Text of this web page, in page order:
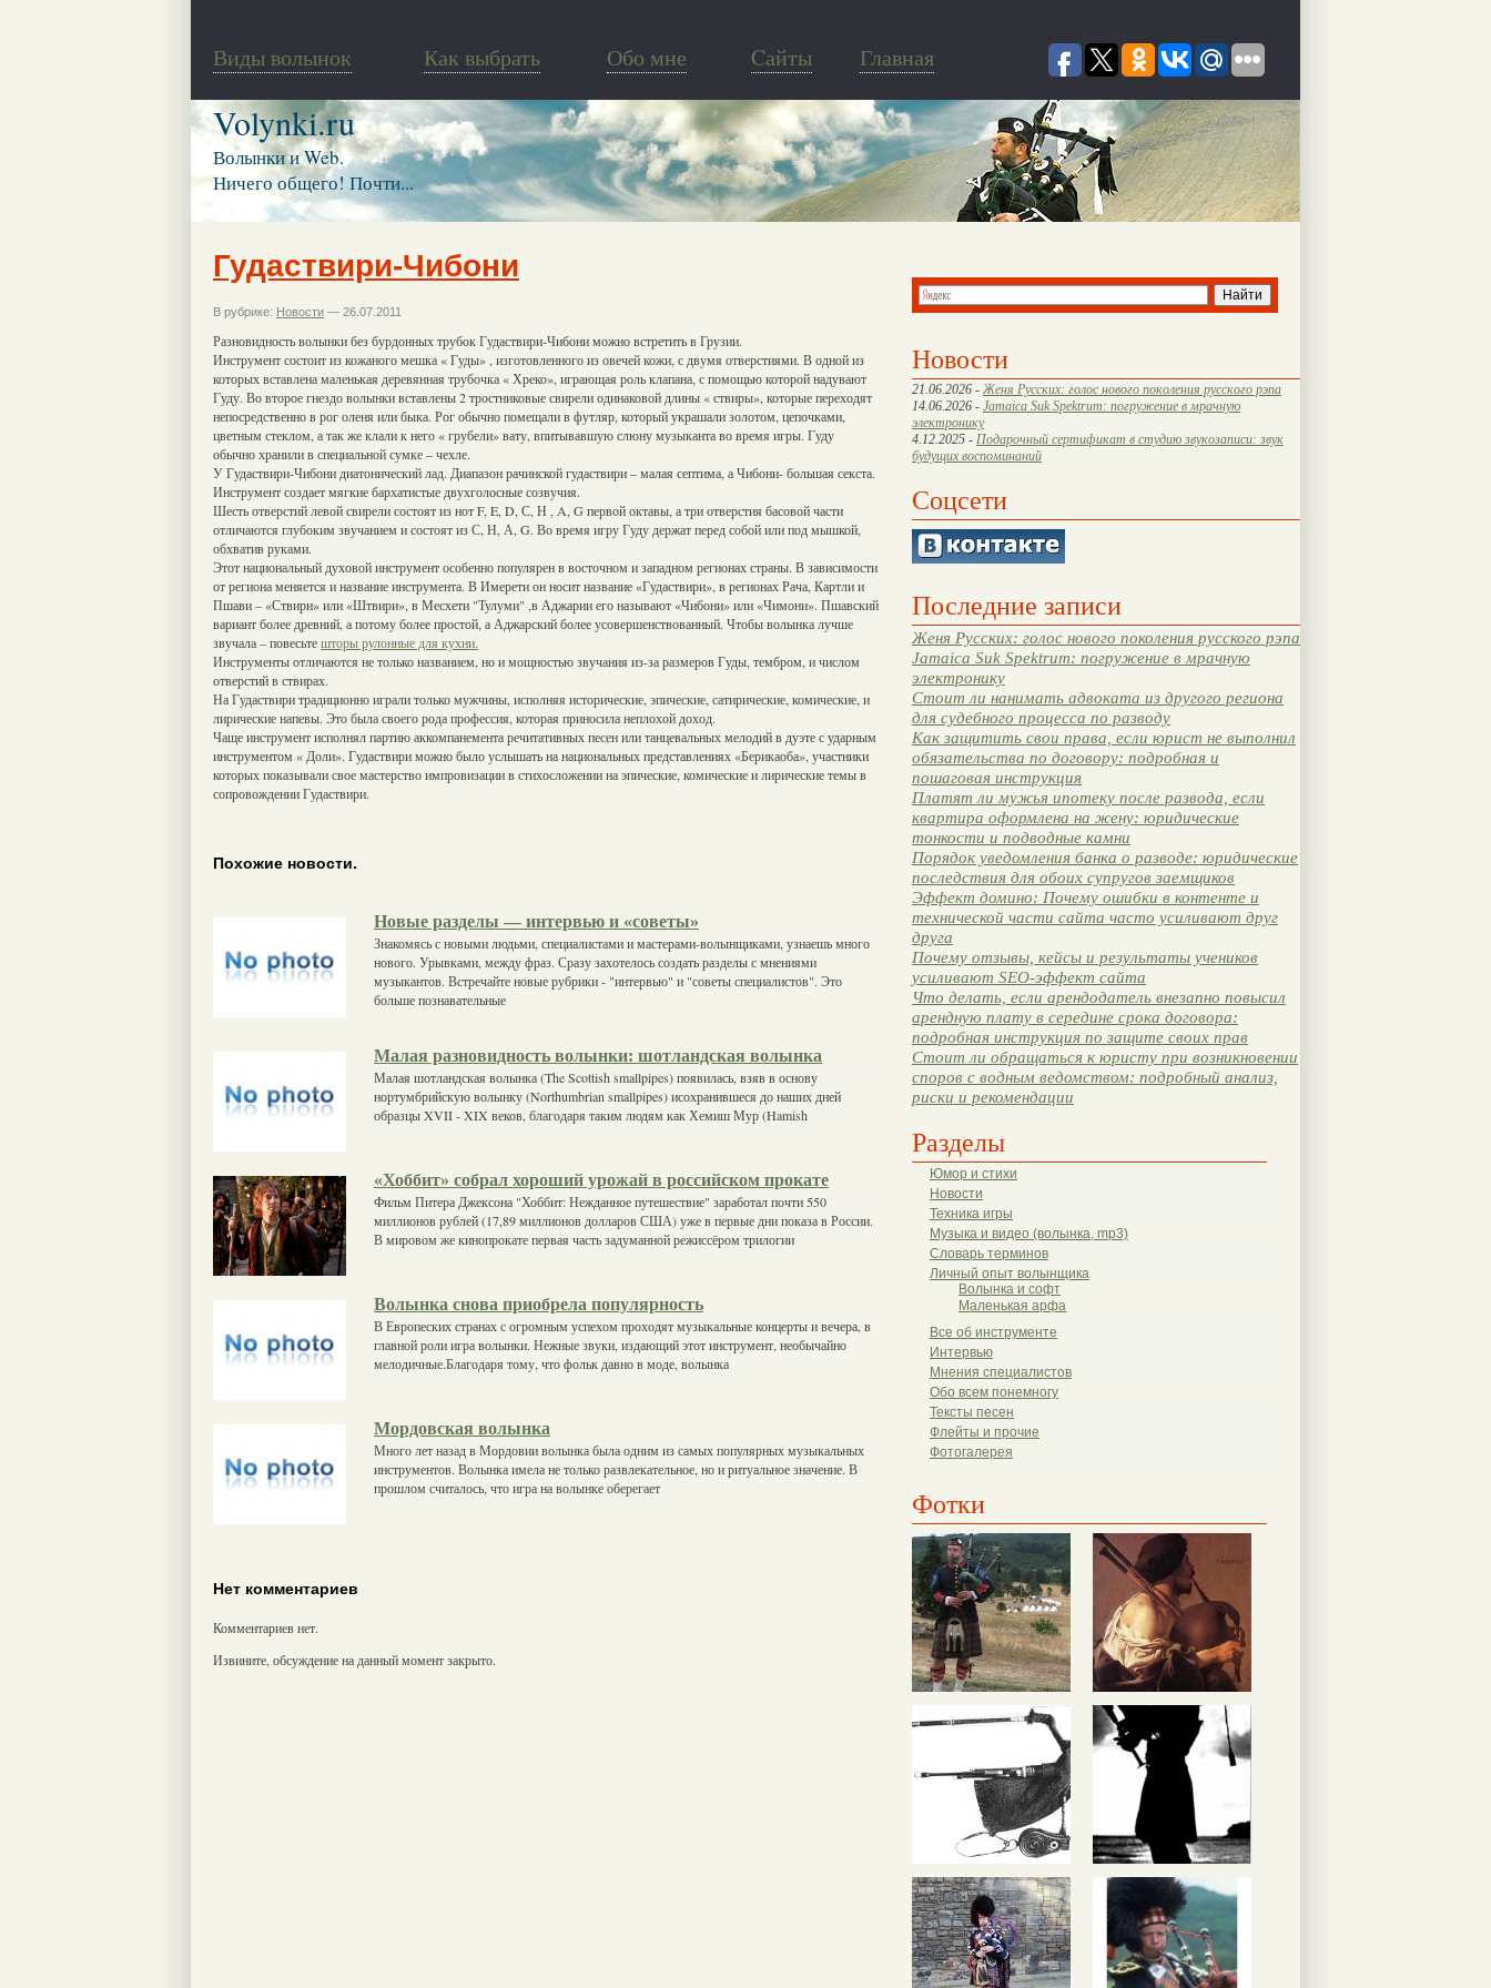
Виды волынок Как выбрать Обо мне Cайты Главная
Volynki.ru
Волынки и Web.
Ничего общего! Почти...
Новости
21.06.2026 - Женя Русских: голос нового поколения русского рэпа
14.06.2026 - Jamaica Suk Spektrum: погружение в мрачную
электронику
4.12.2025 - Подарочный сертификат в студию звукозаписи: звук
будущих воспоминаний
Соцсети
Последние записи
Женя Русских: голос нового поколения русского рэпа
Jamaica Suk Spektrum: погружение в мрачную
электронику
Стоит ли нанимать адвоката из другого региона
для судебного процесса по разводу
Как защитить свои права, если юрист не выполнил
обязательства по договору: подробная и
пошаговая инструкция
Платят ли мужья ипотеку после развода, если
квартира оформлена на жену: юридические
тонкости и подводные камни
Порядок уведомления банка о разводе: юридические
последствия для обоих супругов заемщиков
Эффект домино: Почему ошибки в контенте и
технической части сайта часто усиливают друг
друга
Почему отзывы, кейсы и результаты учеников
усиливают SEO-эффект сайта
Что делать, если арендодатель внезапно повысил
арендную плату в середине срока договора:
подробная инструкция по защите своих прав
Стоит ли обращаться к юристу при возникновении
споров с водным ведомством: подробный анализ,
риски и рекомендации
Разделы
Юмор и стихи
Новости
Техника игры
Музыка и видео (волынка, mp3)
Словарь терминов
Личный опыт волынщика
Волынка и софт
Маленькая арфа
Все об инструменте
Интервью
Мнения специалистов
Обо всем понемногу
Тексты песен
Флейты и прочие
Фотогалерея
Фотки
Гудаствири-Чибони
В рубрике: Новости — 26.07.2011
Разновидность волынки без бурдонных трубок Гудаствири-Чибони можно встретить в Грузии.
Инструмент состоит из кожаного мешка « Гуды» , изготовленного из овечей кожи, с двумя отверстиями. В одной из
которых вставлена маленькая деревянная трубочка « Хреко», играющая роль клапана, с помощью которой надувают
Гуду. Во второе гнездо волынки вставлены 2 тростниковые свирели одинаковой длины « ствиры», которые переходят
непосредственно в рог оленя или быка. Рог обычно помещали в футляр, который украшали золотом, цепочками,
цветным стеклом, а так же клали к него « грубели» вату, впитывавшую слюну музыканта во время игры. Гуду
обычно хранили в специальной сумке – чехле.
У Гудаствири-Чибони диатонический лад. Диапазон рачинской гудаствири – малая септима, а Чибони- большая секста.
Инструмент создает мягкие бархатистые двухголосные созвучия.
Шесть отверстий левой свирели состоят из нот F, E, D, С, Н , A, G первой октавы, а три отверстия басовой части
отличаются глубоким звучанием и состоят из С, Н, А, G. Во время игру Гуду держат перед собой или под мышкой,
обхватив руками.
Этот национальный духовой инструмент особенно популярен в восточном и западном регионах страны. В зависимости
от региона меняется и название инструмента. В Имерети он носит название «Гудаствири», в регионах Рача, Картли и
Пшави – «Ствири» или «Штвири», в Месхети "Тулуми" ,в Аджарии его называют «Чибони» или «Чимони». Пшавский
вариант более древний, а потому более простой, а Аджарский более усовершенствованный. Чтобы волынка лучше
звучала – повесьтешторы рулонные для кухни.
Инструменты отличаются не только названием, но и мощностью звучания из-за размеров Гуды, тембром, и числом
отверстий в ствирах.
На Гудаствири традиционно играли только мужчины, исполняя исторические, эпические, сатирические, комические, и
лирические напевы. Это была своего рода профессия, которая приносила неплохой доход.
Чаще инструмент исполнял партию аккомпанемента речитативных песен или танцевальных мелодий в дуэте с ударным
инструментом « Доли». Гудаствири можно было услышать на национальных представлениях «Берикаоба», участники
которых показывали свое мастерство импровизации в стихосложении на эпические, комические и лирические темы в
сопровождении Гудаствири.
Похожие новости.
Новые разделы — интервью и «советы»
Знакомясь с новыми людьми, специалистами и мастерами-волынщиками, узнаешь много
нового. Урывками, между фраз. Сразу захотелось создать разделы с мнениями
музыкантов. Встречайте новые рубрики - "интервью" и "советы специалистов". Это
больше познавательные
Малая разновидность волынки: шотландская волынка
Малая шотландская волынка (The Scottish smallpipes) появилась, взяв в основу
нортумбрийскую волынку (Northumbrian smallpipes) исохранившеся до наших дней
образцы XVII - XIX веков, благодаря таким людям как Хемиш Мур (Hamish
«Хоббит» собрал хороший урожай в российском прокате
Фильм Питера Джексона "Хоббит: Нежданное путешествие" заработал почти 550
миллионов рублей (17,89 миллионов долларов США) уже в первые дни показа в России.
В мировом же кинопрокате первая часть задуманной режиссёром трилогии
Волынка снова приобрела популярность
В Европеских странах с огромным успехом проходят музыкальные концерты и вечера, в
главной роли игра волынки. Нежные звуки, издающий этот инструмент, необычайно
мелодичные.Благодаря тому, что фольк давно в моде, волынка
Мордовская волынка
Много лет назад в Мордовии волынка была одним из самых популярных музыкальных
инструментов. Волынка имела не только развлекательное, но и ритуальное значение. В
прошлом считалось, что игра на волынке оберегает
Нет комментариев
Комментариев нет.
Извините, обсуждение на данный момент закрыто.